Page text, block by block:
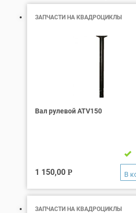
ЗАПЧАСТИ НА КВАДРОЦИКЛЫ
Вал рулевой ATV150
1 150,00 Р
ЗАПЧАСТИ НА КВАДРОЦИКЛЫ